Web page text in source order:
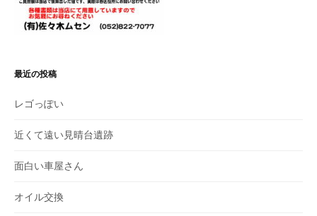
最近の投稿
レゴっぽい
近くて遠い見晴台遺跡
面白い車屋さん
オイル交換